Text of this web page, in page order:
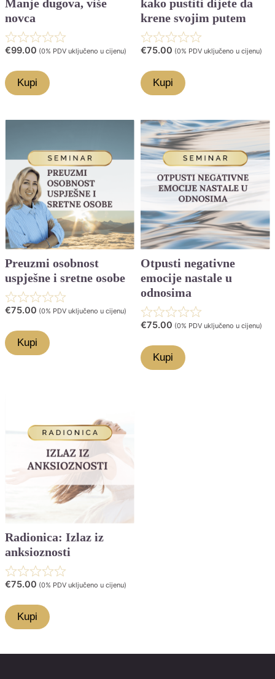
Manje dugova, više
novca
Rated
out
€99.00 (0% PDV uključeno u cijenu)
Kupi
kako pustiti dijete da
krene svojim putem
Rated
out
5
€75.00 (0% PDV uključeno u cijenu)
Kupi
Preuzmi osobnost
uspješne i sretne osobe
Rated
out
€75.00 (0% PDV uključeno u cijenu)
Kupi
Otpusti negativne
emocije nastale u
odnosima
Rated
out
€75.00 (0% PDV uključeno u cijenu)
Kupi
Radionica: Izlaz iz
anksioznosti
Rated
out
€75.00 (0% PDV uključeno u cijenu)
Kupi